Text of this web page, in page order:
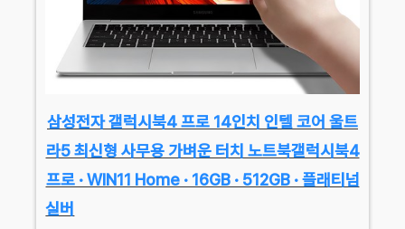
삼성전자 갤럭시북4 프로 14인치 인텔 코어 울트
라5 최신형 사무용 가벼운 터치 노트북갤럭시북4
프로 · WIN11 Home · 16GB · 512GB · 플래티넘
실버